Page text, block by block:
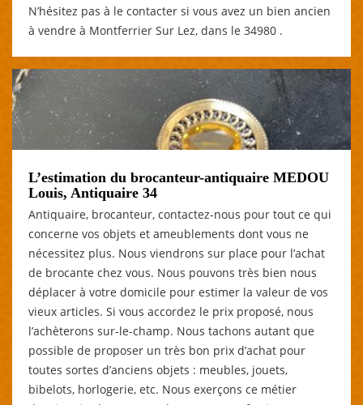
N’hésitez pas à le contacter si vous avez un bien ancien
à vendre à Montferrier Sur Lez, dans le 34980 .
L’estimation du brocanteur-antiquaire MEDOU
Louis, Antiquaire 34
Antiquaire, brocanteur, contactez-nous pour tout ce qui
concerne vos objets et ameublements dont vous ne
nécessitez plus. Nous viendrons sur place pour l’achat
de brocante chez vous. Nous pouvons très bien nous
déplacer à votre domicile pour estimer la valeur de vos
vieux articles. Si vous accordez le prix proposé, nous
l’achèterons sur-le-champ. Nous tachons autant que
possible de proposer un très bon prix d’achat pour
toutes sortes d’anciens objets : meubles, jouets,
bibelots, horlogerie, etc. Nous exerçons ce métier